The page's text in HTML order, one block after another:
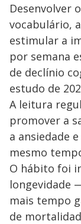
Desenvolver
vocabulário,
estimular a
por semana
de declínio
estudo de
A leitura
promover a
a ansiedade
mesmo
O hábito foi
longevidade
mais tempo
de